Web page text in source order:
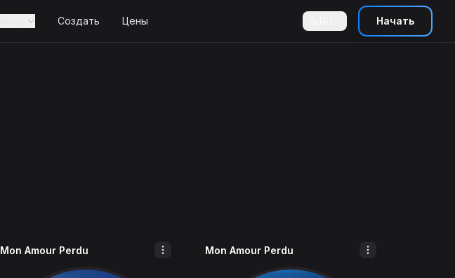
Создать Цены Начать
Mon Amour Perdu Mon Amour Perdu